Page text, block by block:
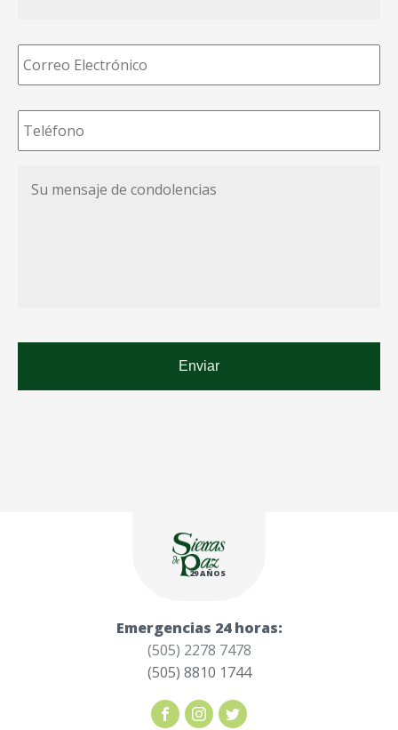
Correo
Electrónico *
Teléfono *
mensaje
29 AÑOS
Emergencias 24 horas:
(505) 2278 7478
(505) 8810 1744